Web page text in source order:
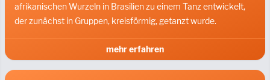
afrikanischen Wurzeln in Brasilien zu einem Tanz entwickelt,
der zunächst in Gruppen, kreisförmig, getanzt wurde.
mehr erfahren